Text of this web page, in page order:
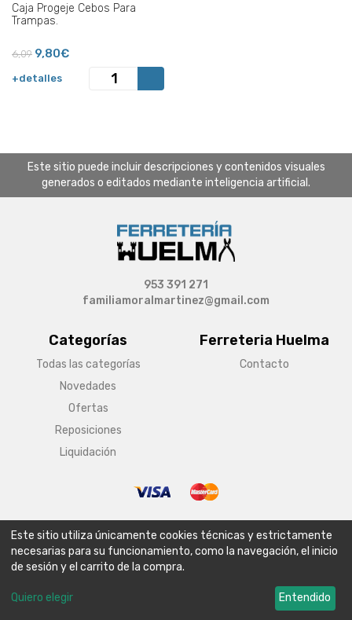
Caja Progeje Cebos Para
Trampas.
6,09 9,80€
+detalles
Este sitio puede incluir descripciones y contenidos visuales
generados o editados mediante inteligencia artificial.
Categorías
Todas las categorías
Novedades
Ofertas
Reposiciones
Liquidación
Ferreteria Huelma
Contacto
953 391 271
familiamoralmartinez@gmail.com
Aviso legal Condiciones generales de venta
Política de envío
Política de privacidad
Política de cookies
Este sitio utiliza únicamente cookies técnicas y estrictamente
necesarias para su funcionamiento, como la navegación, el inicio
de sesión y el carrito de la compra.
Quiero elegir Entendido